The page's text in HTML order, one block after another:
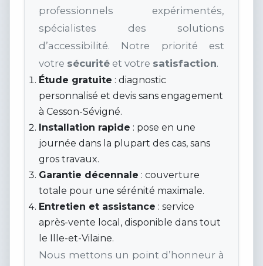
professionnels expérimentés,
spécialistes des solutions
d’accessibilité. Notre priorité est
votre sécurité et votre satisfaction.
Étude gratuite : diagnostic
personnalisé et devis sans engagement
à Cesson-Sévigné.
Installation rapide : pose en une
journée dans la plupart des cas, sans
gros travaux.
Garantie décennale : couverture
totale pour une sérénité maximale.
Entretien et assistance : service
après-vente local, disponible dans tout
le Ille-et-Vilaine.
Nous mettons un point d’honneur à